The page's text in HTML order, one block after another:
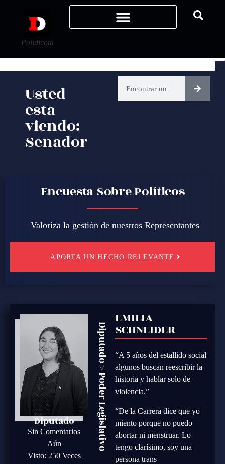
Polidicom
Usted
esta
viendo:
Senador
Encuesta Sobre Políticos
Valoriza la gestión de nuestros Representantes
APORTA UN HECHO RELEVANTE
Diputado
Sin Comentarios
Aún
Visto: 250 Veces
Diputado
>
Poder Legislativo
EMILIA
SCHNEIDER
“A 5 años del estallido social
algunos buscan reescribir la
historia y hablar solo de
violencia.”
“De la Carrera dice que yo
miento porque no puedo
abortar ni menstruar. Lo
tengo clarísimo, soy una
persona trans